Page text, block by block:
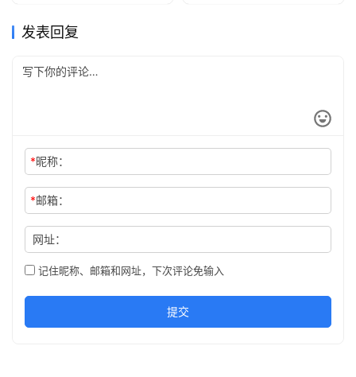
发表回复
*昵称：
*邮箱：
网址：
记住昵称、邮箱和网址，下次评论免输入
提交